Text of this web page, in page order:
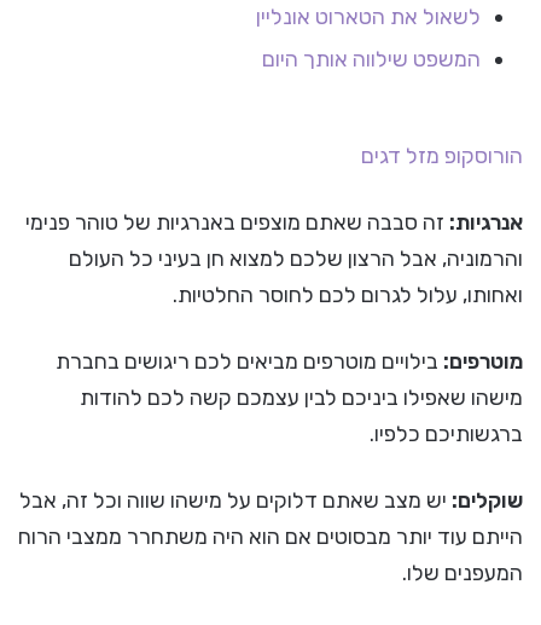
לשאול את הטארוט אונליין
המשפט שילווה אותך היום
הורוסקופ מזל דגים
אנרגיות: זה סבבה שאתם מוצפים באנרגיות של טוהר פנימי
והרמוניה, אבל הרצון שלכם למצוא חן בעיני כל העולם
ואחותו, עלול לגרום לכם לחוסר החלטיות.
מוטרפים: בילויים מוטרפים מביאים לכם ריגושים בחברת
מישהו שאפילו ביניכם לבין עצמכם קשה לכם להודות
ברגשותיכם כלפיו.
שוקלים: יש מצב שאתם דלוקים על מישהו שווה וכל זה, אבל
הייתם עוד יותר מבסוטים אם הוא היה משתחרר ממצבי הרוח
המעפנים שלו.